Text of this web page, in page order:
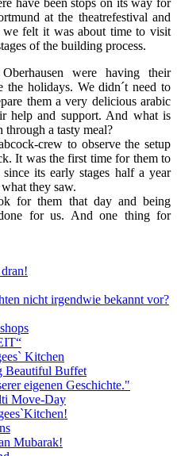
have been stops on its way for
at the theatrefestival and
we felt it was about time to visit
of the building process.
were having their
the holidays. We didn´t need to
them a very delicious arabic
help and support. And what is
through a tasty meal?
crew to observe the setup
It was the first time for them to
its early stages half a year
they saw.
for them that day and being
for us. And one thing for
nicht irgendwie bekannt vor?
Kitchen
Beautiful Buffet
eigenen Geschichte."
Move-Day
Mubarak!